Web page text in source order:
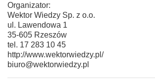
Organizator:
Wektor Wiedzy Sp. z o.o.
ul. Lawendowa 1
35-605 Rzeszów
tel. 17 283 10 45
http://www.wektorwiedzy.pl/
biuro@wektorwiedzy.pl